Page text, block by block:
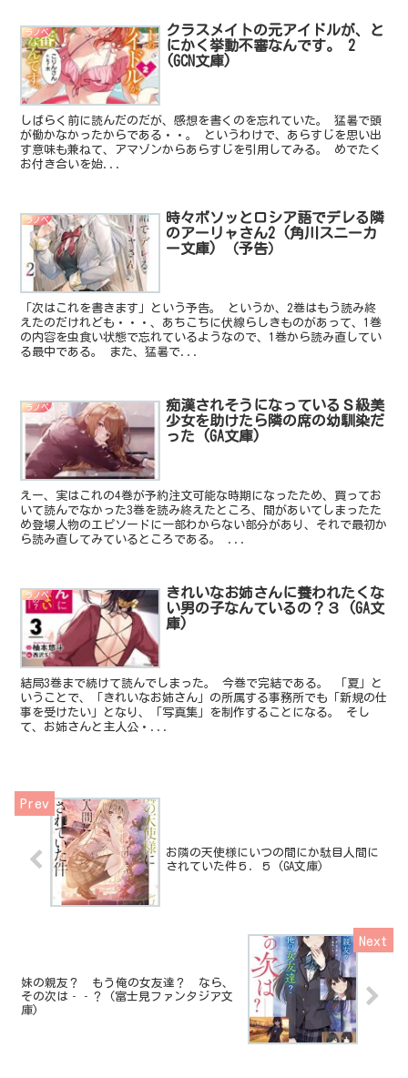
ラノベ
クラスメイトの元アイドルが、と
にかく挙動不審なんです。 2
(GCN文庫)
しばらく前に読んだのだが、感想を書くのを忘れていた。 猛暑で頭
が働かなかったからである・・。 というわけで、あらすじを思い出
す意味も兼ねて、アマゾンからあらすじを引用してみる。 めでたく
お付き合いを始...
ラノベ
時々ボソッとロシア語でデレる隣
のアーリャさん2 (角川スニーカ
ー文庫) （予告）
「次はこれを書きます」という予告。 というか、2巻はもう読み終
えたのだけれども・・・、あちこちに伏線らしきものがあって、1巻
の内容を虫食い状態で忘れているようなので、1巻から読み直してい
る最中である。 また、猛暑で...
ラノベ
痴漢されそうになっているＳ級美
少女を助けたら隣の席の幼馴染だ
った (GA文庫)
えー、実はこれの4巻が予約注文可能な時期になったため、買ってお
いて読んでなかった3巻を読み終えたところ、間があいてしまったた
め登場人物のエピソードに一部わからない部分があり、それで最初か
ら読み直してみているところである。 ...
ラノベ
きれいなお姉さんに養われたくな
い男の子なんているの？３ (GA文
庫)
結局3巻まで続けて読んでしまった。 今巻で完結である。 「夏」と
いうことで、「きれいなお姉さん」の所属する事務所でも「新規の仕
事を受けたい」となり、「写真集」を制作することになる。 そし
て、お姉さんと主人公・...
お隣の天使様にいつの間にか駄目人間に
されていた件５．５ (GA文庫)
妹の親友？ もう俺の女友達？ なら、
その次は‐‐？ (富士見ファンタジア文
庫)